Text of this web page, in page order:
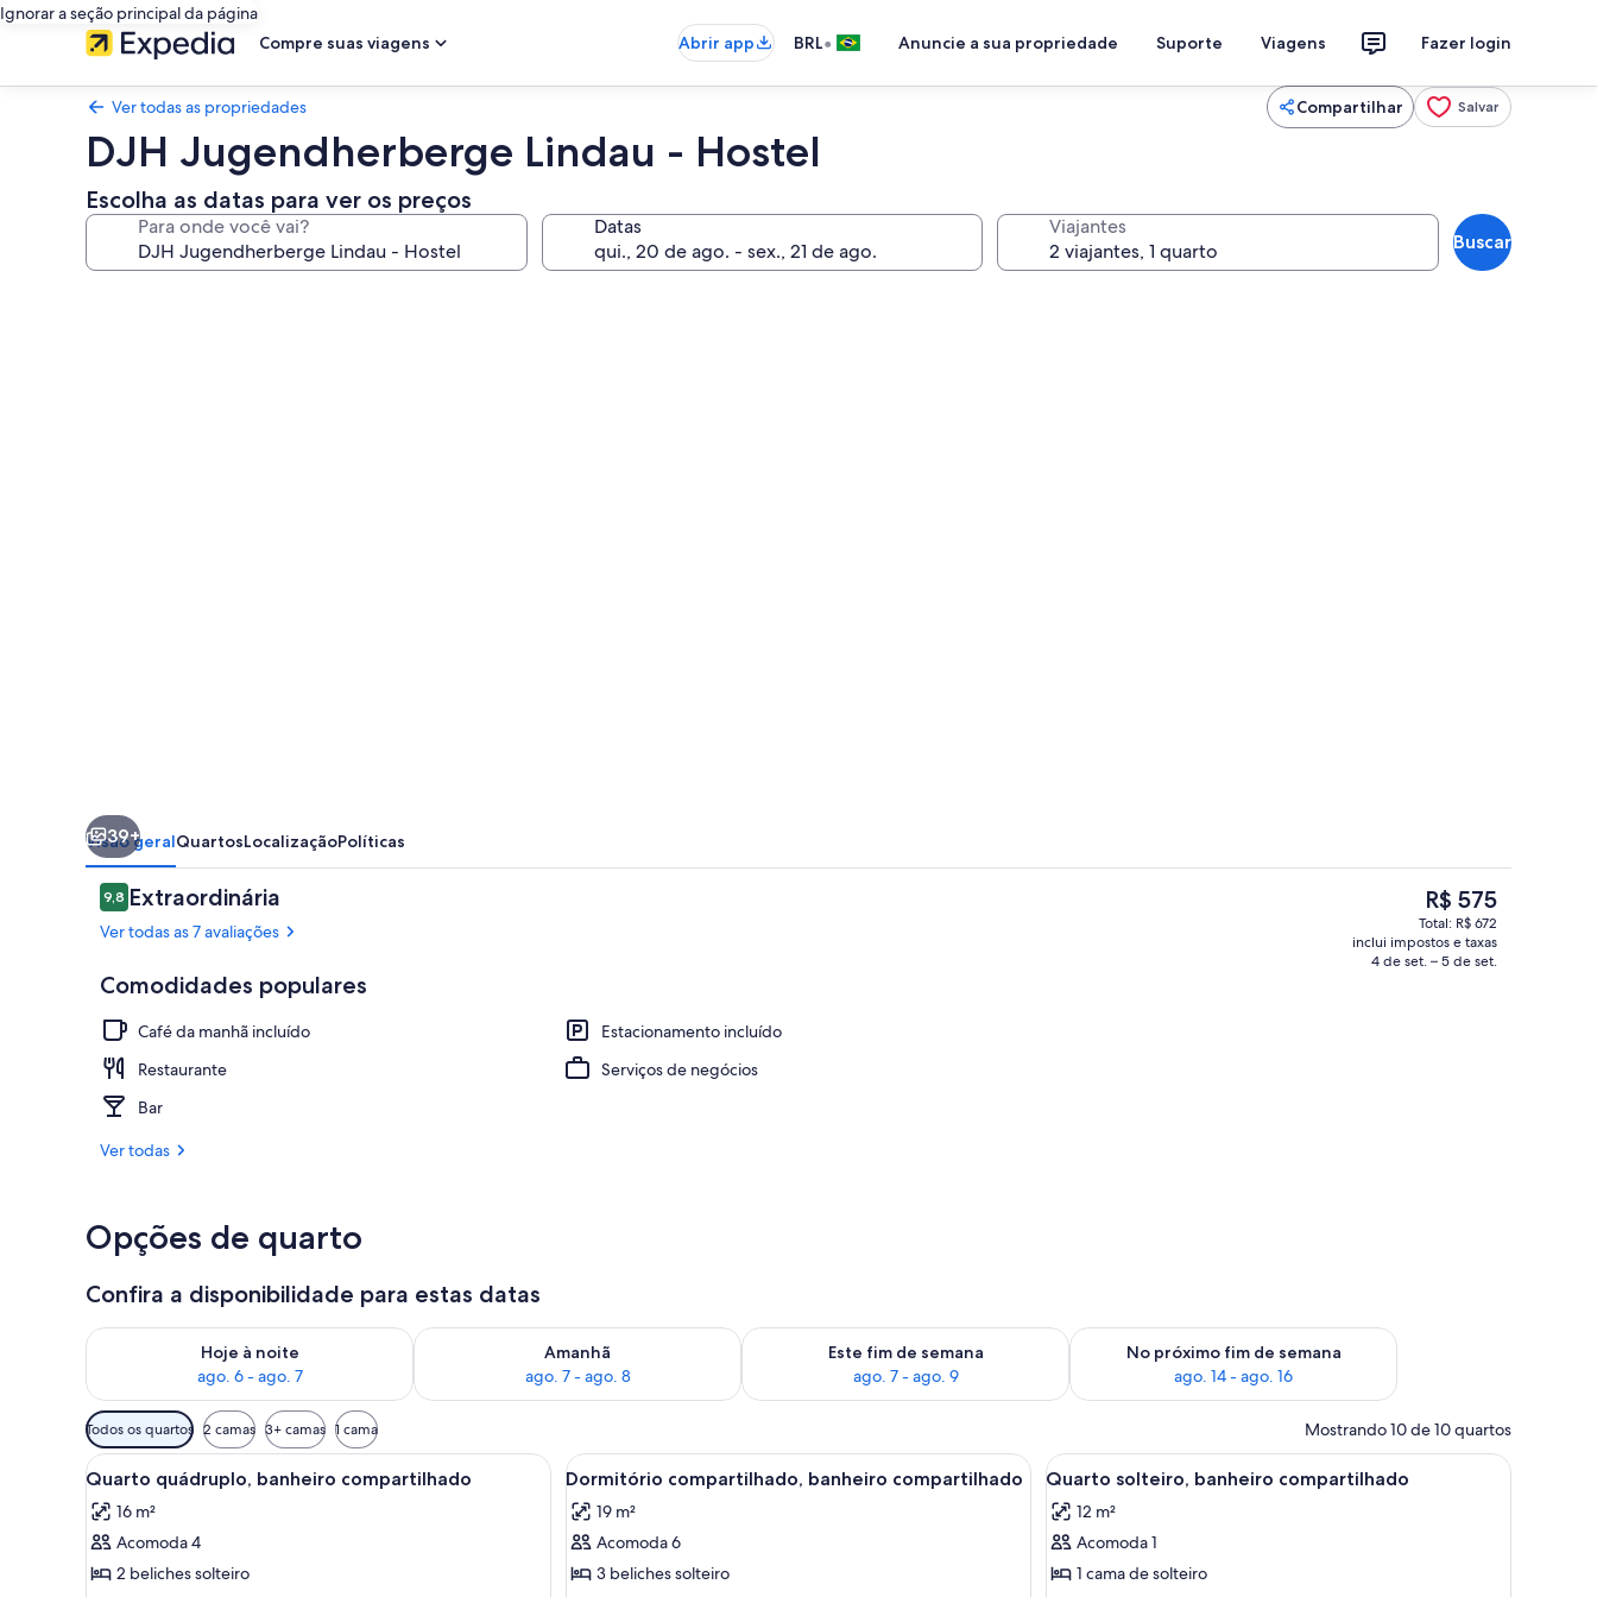
Ignorar a seção principal da página
Compre suas viagens
Abrir app BRL• Anuncie a sua propriedade Suporte Viagens Fazer login
Ver todas as propriedades Compartilhar Salvar
DJH Jugendherberge Lindau - Hostel
Escolha as datas para ver os preços
Para onde você vai? Datas Viajantes
Buscar
Área de estar no saguão
39+
Visão geralQuartosLocalizaçãoPolíticas
Avaliações
9,89,8 de 10
Extraordinária
Ver todas as 7 avaliações
Comodidades populares
Café da manhã incluído
Estacionamento incluído
Restaurante
Serviços de negócios
Bar
Ver todas
O
preço
atual
é
R$ 575
Total: R$ 672
inclui impostos e taxas
4 de set. – 5 de set.
Opções de quarto
Confira a disponibilidade para estas datas
Hoje à noite
ago. 6 - ago. 7
Verifica a disponibilidade para esta noite, ago. 6 - ago. 7
Amanhã
ago. 7 - ago. 8
Verifica a disponibilidade para amanhã, ago. 7 - ago. 8
Este fim de semana
ago. 7 - ago. 9
Verifica a disponibilidade para este fim de semana, ago. 7 - ago. 9
No próximo fim de semana
ago. 14 - ago. 16
Verifica a disponibilidade para o próximo fim de semana,
Filtros
disponíveis
para
os
quartos
Todos os quartos 2 camas 3+ camas 1 cama Mostrando 10 de 10 quartos
Carrega
todas
as
fotos
de
Quarto quádruplo, banheiro compartilhado | Roupa de cama
4
Quarto quádruplo, banheiro compartilhado
16 m²
Acomoda 4
2 beliches solteiro
Carrega
todas
as
fotos
de
Um quarto de dormitório com beliches, uma escrivaninha e uma cadeira.
4
Dormitório compartilhado, banheiro compartilhado
19 m²
Acomoda 6
3 beliches solteiro
Carrega
todas
as
fotos
de
Quarto individual com uma cama de
4
Quarto solteiro, banheiro compartilhado
12 m²
Acomoda 1
1 cama de solteiro